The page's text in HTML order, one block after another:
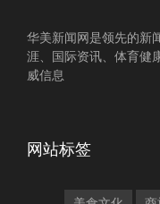
华美新闻网是领先的新
涯、国际资讯、体育健
威信息
网站标签